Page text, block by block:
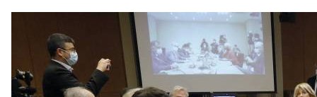
Sostenibilidad
Tendencias Deportes
Entretención y Cultura Opinión